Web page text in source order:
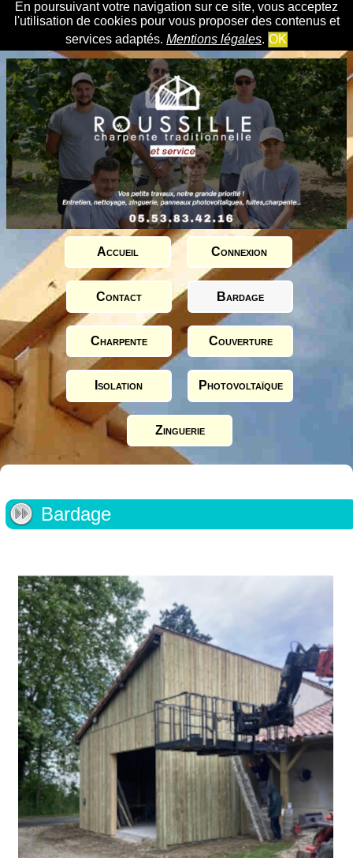
En poursuivant votre navigation sur ce site, vous acceptez
l'utilisation de cookies pour vous proposer des contenus et
services adaptés. Mentions légales. OK
Accueil Connexion
Contact Bardage
Charpente Couverture
Isolation Photovoltaïque
Zinguerie
Bardage